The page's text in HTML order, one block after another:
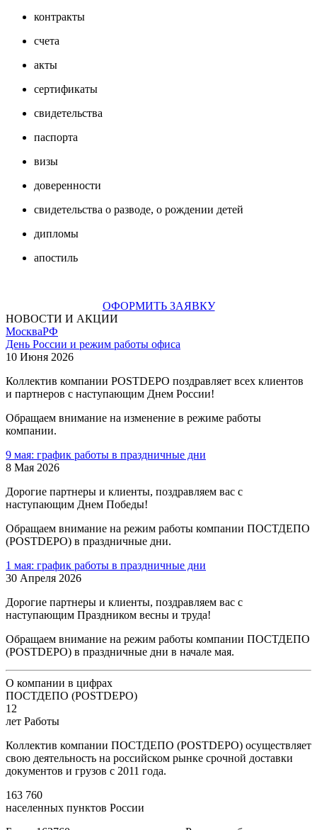
контракты
счета
акты
сертификаты
свидетельства
паспорта
визы
доверенности
свидетельства о разводе, о рождении детей
дипломы
апостиль
ОФОРМИТЬ ЗАЯВКУ
НОВОСТИ И АКЦИИ
МоскваРФ
День России и режим работы офиса
10 Июня 2026
Коллектив компании POSTDEPO поздравляет всех клиентов
и партнеров с наступающим Днем России!
Обращаем внимание на изменение в режиме работы
компании.
9 мая: график работы в праздничные дни
8 Мая 2026
Дорогие партнеры и клиенты, поздравляем вас с
наступающим Днем Победы!
Обращаем внимание на режим работы компании ПОСТДЕПО
(POSTDEPO) в праздничные дни.
1 мая: график работы в праздничные дни
30 Апреля 2026
Дорогие партнеры и клиенты, поздравляем вас с
наступающим Праздником весны и труда!
Обращаем внимание на режим работы компании ПОСТДЕПО
(POSTDEPO) в праздничные дни в начале мая.
О компании в цифрах
ПОСТДЕПО (POSTDEPO)
12
лет Работы
Коллектив компании ПОСТДЕПО (POSTDEPO) осуществляет
свою деятельность на российском рынке срочной доставки
документов и грузов с 2011 года.
163 760
населенных пунктов России